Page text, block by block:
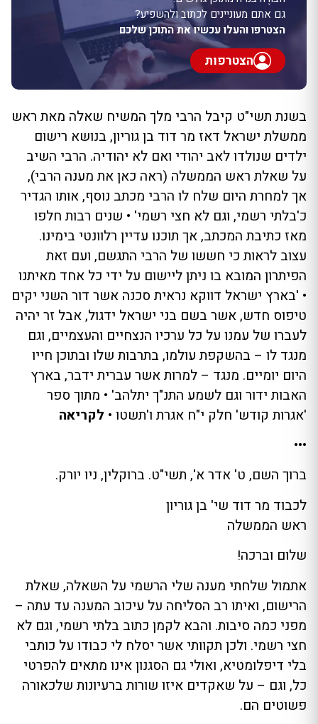
גם אתם מעוניינים לכתוב ולהשפיע?
הצטרפו והעלו עכשיו את התוכן שלכם
הצטרפות
בשנת תשי"ט קיבל הרבי מלך המשיח שאלה מאת ראש
ממשלת ישראל דאז מר דוד בן גוריון, בנושא רישום
ילדים שנולדו לאב יהודי ואם לא יהודיה. הרבי השיב
על שאלת ראש הממשלה (ראה כאן את מענה הרבי),
אך למחרת היום שלח לו הרבי מכתב נוסף, אותו הגדיר
כ'בלתי רשמי, וגם לא חצי רשמי' • שנים רבות חלפו
מאז כתיבת המכתב, אך תוכנו עדיין רלוונטי בימינו.
עצוב לראות כי חששו של הרבי התגשם, ועם זאת
הפיתרון המובא בו ניתן ליישום על ידי כל אחד מאיתנו
• 'בארץ ישראל דווקא נראית סכנה אשר דור השני יקים
טיפוס חדש, אשר בשם בני ישראל ידגול, אבל זר יהיה
לעברו של עמנו על כל ערכיו הנצחיים והעצמיים, וגם
מנגד לו – בהשקפת עולמו, בתרבות שלו ובתוכן חייו
היום יומיים. מנגד – למרות אשר עברית ידבר, בארץ
האבות ידור וגם לשמע התנ"ך יתלהב' • מתוך ספר
'אגרות קודש' חלק י"ח אגרת ו'תשטו • לקריאה
•••
ברוך השם, ט' אדר א', תשי"ט. ברוקלין, ניו יורק.
לכבוד מר דוד שי' בן גוריון
ראש הממשלה
שלום וברכה!
אתמול שלחתי מענה שלי הרשמי על השאלה, שאלת
הרישום, ואיתו רב הסליחה על עיכוב המענה עד עתה –
מפני כמה סיבות. והבא לקמן כתוב בלתי רשמי, וגם לא
חצי רשמי. ולכן תקוותי אשר יסלח לי כבודו על כותבי
בלי דיפלומטיא, ואולי גם הסגנון אינו מתאים להפרטי
כל, וגם – על שאקדים איזו שורות ברעיונות שלכאורה
פשוטים הם.